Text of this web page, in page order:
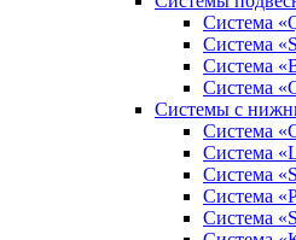
Система
Система
Система
Система
Системы с
Система
Система
Система
Система
Система